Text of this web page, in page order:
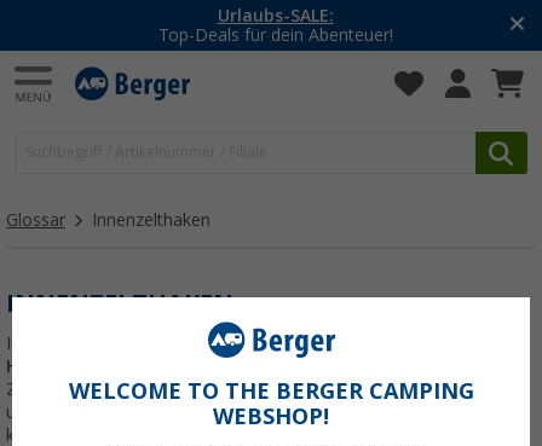
Urlaubs-SALE:
Top-Deals für dein Abenteuer!
Glossar Innenzelthaken
INNENZELTHAKEN
Innenzelthaken sind
kleine
Haken
Zeltgestänge befestigt werden
und das Innenzelt halten. Dort
können auch Kleiderbügel,
WELCOME TO THE BERGER CAMPING
WEBSHOP!